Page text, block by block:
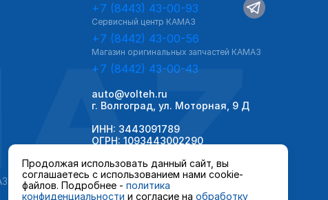
Продолжая использовать данный сайт, вы
соглашаетесь с использованием нами cookie-
файлов. Подробнее - политика
конфиденциальности и согласие на обработку
+7 (8443) 43-00-93
Сервисный центр КАМАЗ
+7 (8442) 43-00-56
Магазин оригинальных запчастей КАМАЗ
+7 (8442) 43-00-43
auto@volteh.ru
г. Волгоград, ул. Моторная, 9 Д
ИНН: 3443091789
ОГРН: 1093443002290